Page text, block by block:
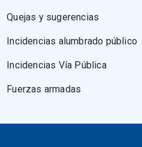
Quejas y sugerencias
Incidencias alumbrado público
Incidencias Vía Pública
Fuerzas armadas